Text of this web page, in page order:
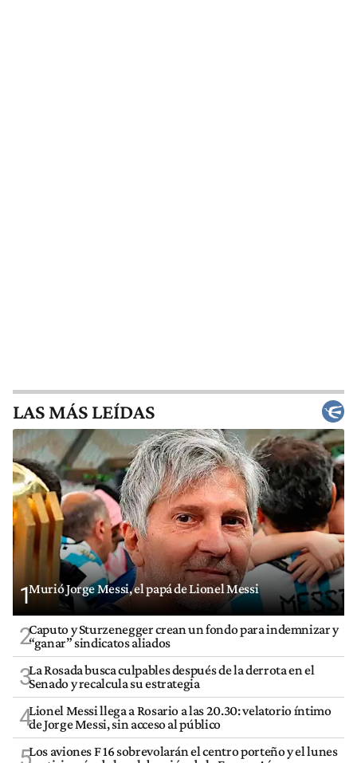
LAS MÁS LEÍDAS
1Murió Jorge Messi, el papá de Lionel Messi
2Caputo y Sturzenegger crean un fondo para indemnizar y
“ganar” sindicatos aliados
3La Rosada busca culpables después de la derrota en el
Senado y recalcula su estrategia
4Lionel Messi llega a Rosario a las 20.30: velatorio íntimo
de Jorge Messi, sin acceso al público
Los aviones F 16 sobrevolarán el centro porteño y el lunes